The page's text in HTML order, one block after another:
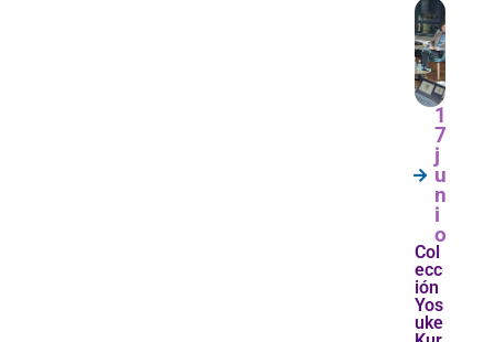
1
7
j
u
n
i
o
Col
ecc
ión
Yos
uke